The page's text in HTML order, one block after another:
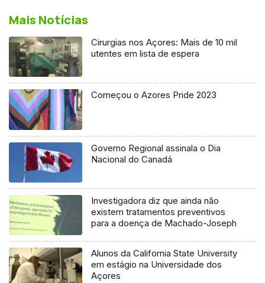
Mais Notícias
Cirurgias nos Açores: Mais de 10 mil
utentes em lista de espera
Começou o Azores Pride 2023
Governo Regional assinala o Dia
Nacional do Canadá
Investigadora diz que ainda não
existem tratamentos preventivos
para a doença de Machado-Joseph
Alunos da California State University
em estágio na Universidade dos
Açores